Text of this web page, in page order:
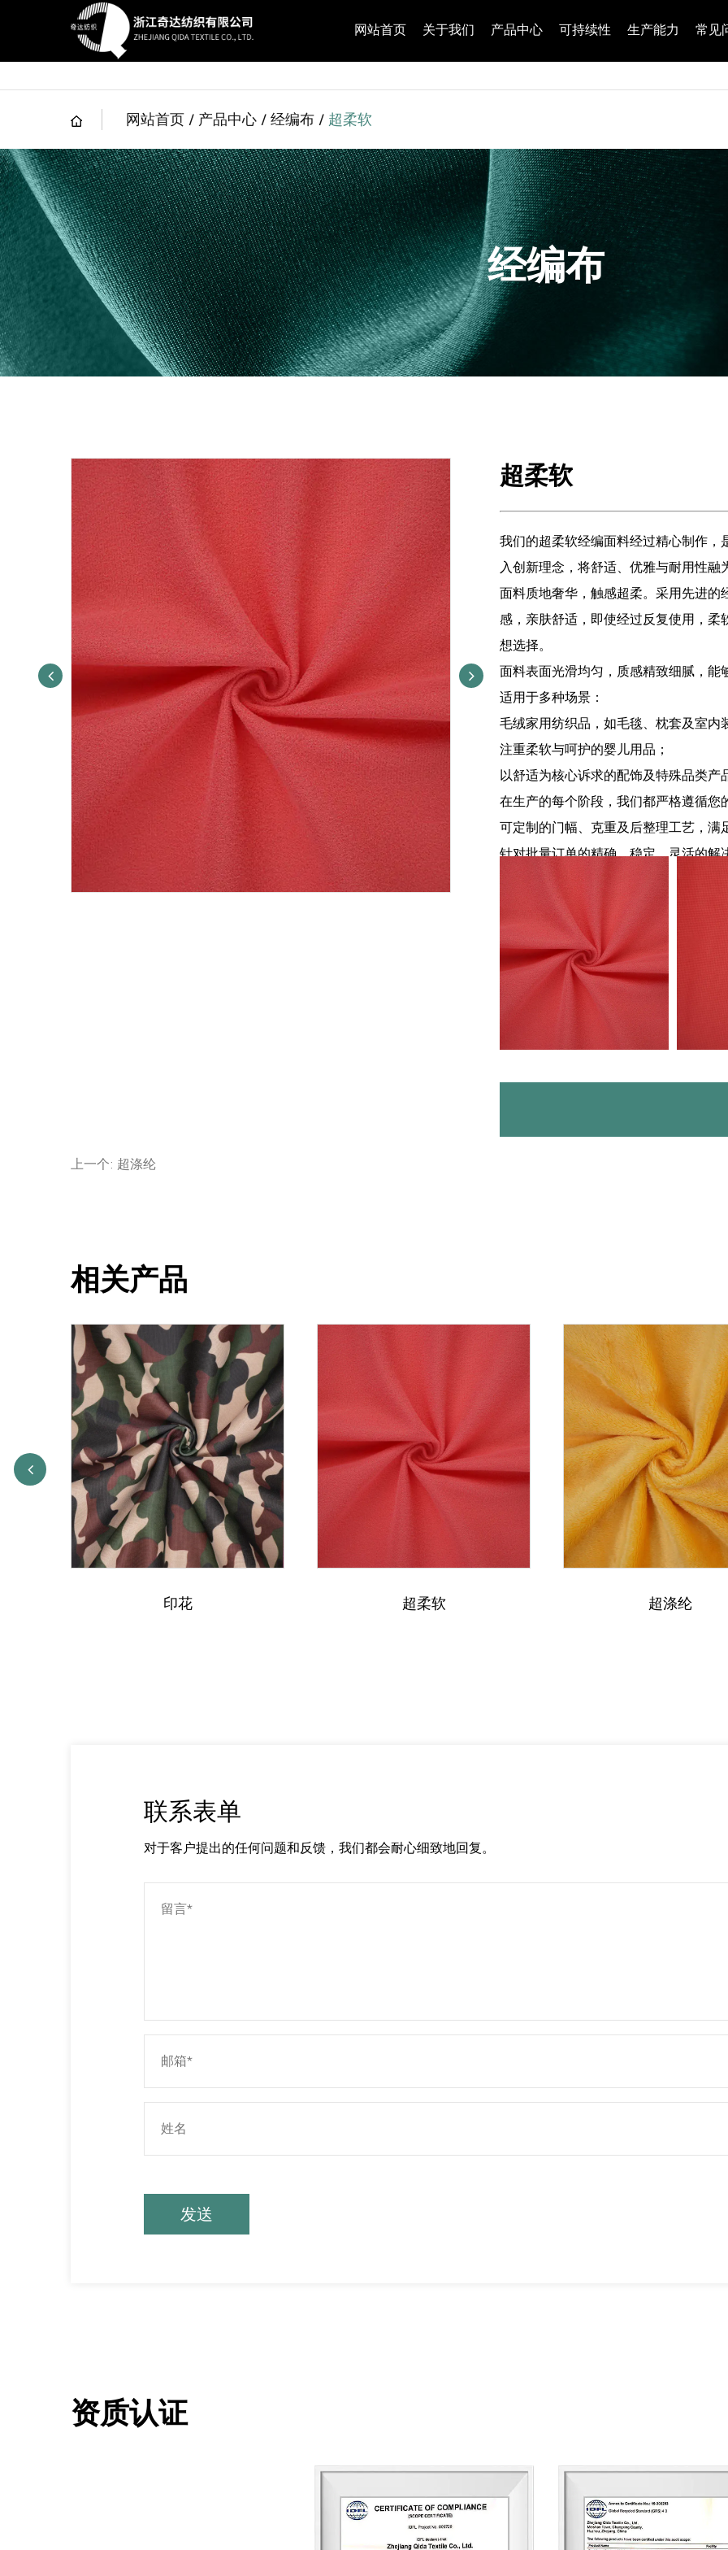
网站首页 关于我们 产品中心 可持续性 生产能力 常见
网站首页 / 产品中心 / 经编布 / 超柔软
经编布
超柔软
我们的超柔软经编面料经过精心制作
入创新理念，将舒适、优雅与耐用性
面料质地奢华，触感超柔。采用先进
感，亲肤舒适，即使经过反复使用，
想选择。
面料表面光滑均匀，质感精致细腻，
适用于多种场景：
毛绒家用纺织品，如毛毯、枕套及室内
注重柔软与呵护的婴儿用品；
以舒适为核心诉求的配饰及特殊品类产
在生产的每个阶段，我们都严格遵循您
可定制的门幅、克重及后整理工艺，满
针对批量订单的精确、稳定、灵活的解
面料以卷装形式精心包装，确保运输
料均保持完好无损的完整性，随时可投
欢迎联系我们获取定制报价，了解我
上一个: 超涤纶
相关产品
印花 超柔软 超涤纶
联系表单
对于客户提出的任何问题和反馈，我们都会耐心细致地回复。
发送
资质认证